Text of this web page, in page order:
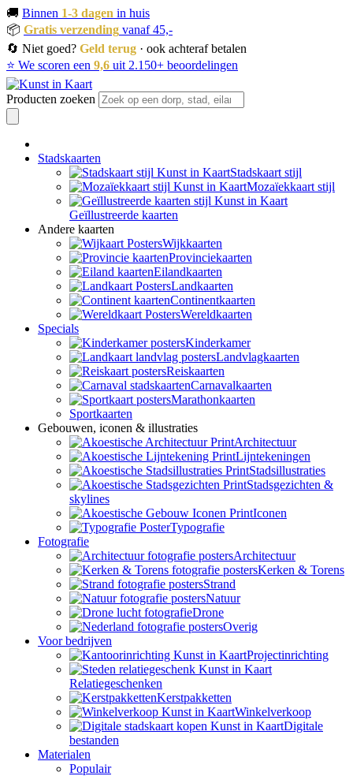
🚚 Binnen 1-3 dagen in huis
📦 Gratis verzending vanaf 45,-
🔄 Niet goed? Geld terug · ook achteraf betalen
⭐ We scoren een 9,6 uit 2.150+ beoordelingen
Producten zoeken
Stadskaarten
Stadskaart stijl
Mozaïekkaart stijl
Geïllustreerde kaarten
Andere kaarten
Wijkkaarten
Provinciekaarten
Eilandkaarten
Landkaarten
Continentkaarten
Wereldkaarten
Specials
Kinderkamer
Landvlagkaarten
Reiskaarten
Carnavalkaarten
Marathonkaarten
Sportkaarten
Gebouwen, iconen & illustraties
Architectuur
Lijntekeningen
Stadsillustraties
Stadsgezichten &
skylines
Iconen
Typografie
Fotografie
Architectuur
Kerken & Torens
Strand
Natuur
Drone
Overig
Voor bedrijven
Projectinrichting
Relatiegeschenken
Kerstpakketten
Winkelverkoop
Digitale
bestanden
Materialen
Populair